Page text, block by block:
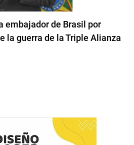
embajador de Brasil por
la guerra de la Triple Alianza